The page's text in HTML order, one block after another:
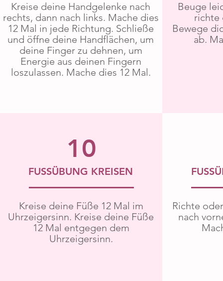
Kreise deine Handgelenke nach
rechts, dann nach links. Mache dies
12 Mal in jede Richtung. Schließe
und öffne deine Handflächen, um
deine Finger zu dehnen, um
Energie aus deinen Fingern
loszulassen. Mache dies 12 Mal.
Beuge
richte
Bewege
ab.
10
FUSSÜBUNG KREISEN
Kreise deine Füße 12 Mal im
Uhrzeigersinn. Kreise deine Füße
12 Mal entgegen dem
Uhrzeigersinn.
Richte
nach